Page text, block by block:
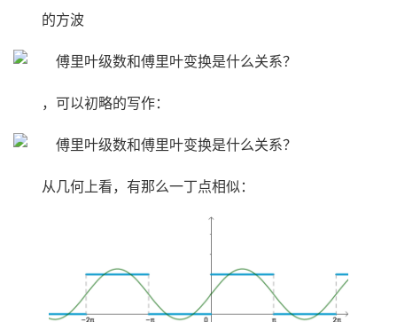
的方波
，可以初略的写作：
从几何上看，有那么一丁点相似：